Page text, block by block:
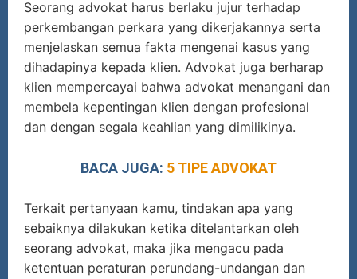
Seorang advokat harus berlaku jujur terhadap
perkembangan perkara yang dikerjakannya serta
menjelaskan semua fakta mengenai kasus yang
dihadapinya kepada klien. Advokat juga berharap
klien mempercayai bahwa advokat menangani dan
membela kepentingan klien dengan profesional
dan dengan segala keahlian yang dimilikinya.
BACA JUGA: 5 TIPE ADVOKAT
Terkait pertanyaan kamu, tindakan apa yang
sebaiknya dilakukan ketika ditelantarkan oleh
seorang advokat, maka jika mengacu pada
ketentuan peraturan perundang-undangan dan